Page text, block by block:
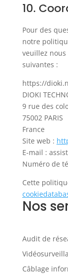
10.
Pour des
notre
veuillez
suivantes :
https://
DIOKI
9 rue des
75002 PARIS
France
Site web :
E-mail :
Numéro de
Cette
Nos
Audit de
Câblage